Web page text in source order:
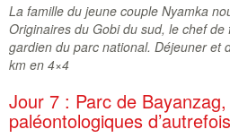
La famille du jeune couple Nyamka
Originaires du Gobi du sud, le chef
gardien du parc national. Déjeuner et
km en 4×4
Jour 7 : Parc de
paléontologiques d’autrefois